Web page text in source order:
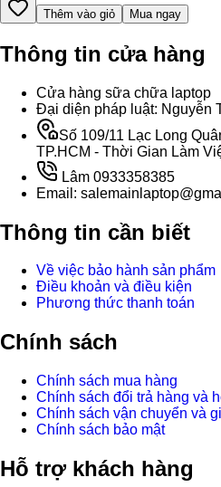
Thêm vào giỏ Mua ngay
Thông tin cửa hàng
Cửa hàng sữa chữa laptop
Đại diện pháp luật: Nguyễn
Số 109/11 Lạc Long
TP.HCM - Thời Gian Làm
Lâm 0933358385
Email:
Thông tin cần biết
Về việc bảo hành sản phẩm
Điều khoản và điều kiện
Phương thức thanh toán
Chính sách
Chính sách mua hàng
Chính sách đổi trả hàng và
Chính sách vận chuyển và
Chính sách bảo mật
Hỗ trợ khách hàng